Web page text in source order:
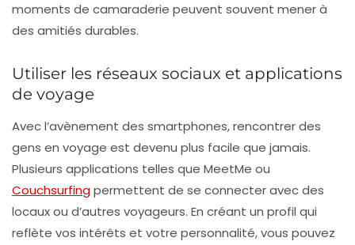
moments de camaraderie peuvent souvent mener à
des amitiés durables.
Utiliser les réseaux sociaux et applications
de voyage
Avec l’avènement des smartphones, rencontrer des
gens en voyage est devenu plus facile que jamais.
Plusieurs applications telles que MeetMe ou
Couchsurfingpermettent de se connecter avec des
locaux ou d’autres voyageurs. En créant un profil qui
reflète vos intérêts et votre personnalité, vous pouvez